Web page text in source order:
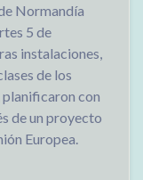
Normandía
5 de
instalaciones,
de los
con
de un proyecto
Europea.